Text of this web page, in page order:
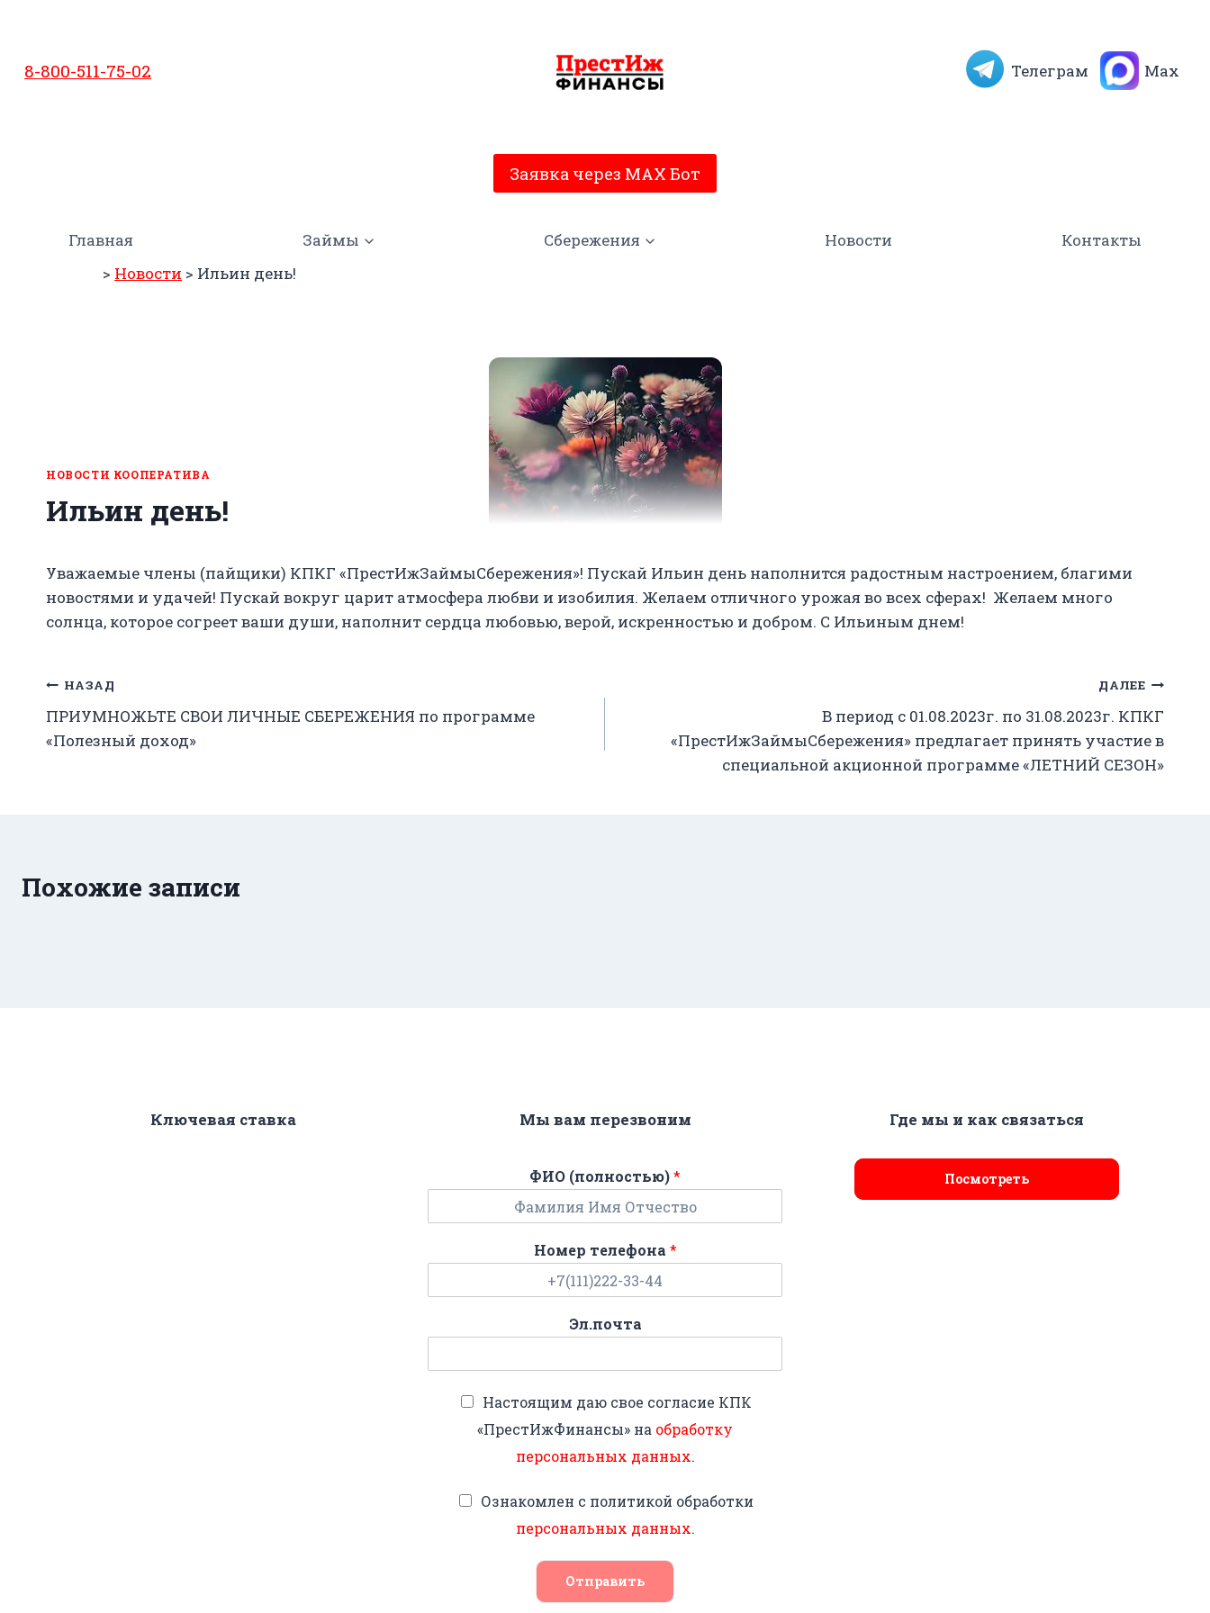
содержимому
8-800-511-75-02 Телеграм Max
Заявка через MAX Бот
Главная Займы Сбережения Новости
Контакты
> Новости > Ильин день!
НОВОСТИ КООПЕРАТИВА
Ильин день!
Уважаемые члены (пайщики) КПКГ «ПрестИжЗаймыСбережения»! Пускай Ильин день наполнится радостным настроением, благими
новостями и удачей! Пускай вокруг царит атмосфера любви и изобилия. Желаем отличного урожая во всех сферах! Желаем много
солнца, которое согреет ваши души, наполнит сердца любовью, верой, искренностью и добром. С Ильиным днем!
Навигация
по
НАЗАД
ПРИУМНОЖЬТЕ СВОИ ЛИЧНЫЕ СБЕРЕЖЕНИЯ по программе
«Полезный доход»
ДАЛЕЕ
В период с 01.08.2023г. по 31.08.2023г. КПКГ
«ПрестИжЗаймыСбережения» предлагает принять участие в
специальной акционной программе «ЛЕТНИЙ СЕЗОН»
Похожие записи
Ключевая ставка Мы вам перезвоним
ФИО (полностью)*
Номер телефона *
Эл.почта
Настоящим даю свое согласие КПК
«ПрестИжФинансы» на обработку
персональных данных.
Ознакомлен с политикой обработки
персональных данных.
Отправить
Где мы и как связаться
Посмотреть